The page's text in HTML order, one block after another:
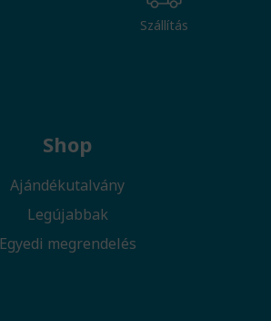
Szállítás
Shop
Ajándékutalvány
Legújabbak
Egyedi megrendelés